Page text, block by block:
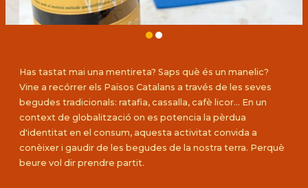
Has tastat mai una mentireta? Saps què és un manelic?
Vine a recórrer els Països Catalans a través de les seves
begudes tradicionals: ratafia, cassalla, cafè licor... En un
context de globalització on es potencia la pèrdua
d'identitat en el consum, aquesta activitat convida a
conèixer i gaudir de les begudes de la nostra terra. Perquè
beure vol dir prendre partit.